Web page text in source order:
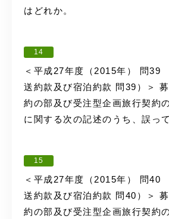
はどれか。
14
＜平成27年度（2015年） 問39
送約款及び宿泊約款 問39）＞
約の部及び受注型企画旅行契約
に関する次の記述のうち、誤っ
15
＜平成27年度（2015年） 問40
送約款及び宿泊約款 問40）＞
約の部及び受注型企画旅行契約